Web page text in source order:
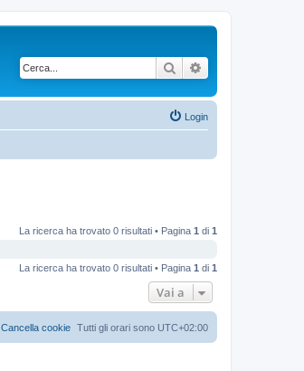
Cerca
Login
La ricerca ha trovato 0 risultati • Pagina 1 di 1
La ricerca ha trovato 0 risultati • Pagina 1 di 1
Vai a
Tutti gli orari sono UTC+02:00
Cancella cookie